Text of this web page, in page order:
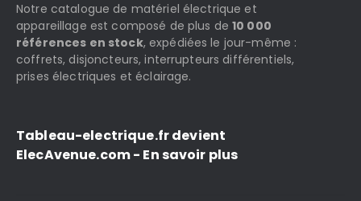
Notre catalogue de matériel électrique et
appareillage est composé de plus de10 000
références en stock, expédiées le jour-même :
coffrets, disjoncteurs, interrupteurs différentiels,
prises électriques et éclairage.
Tableau-electrique.fr devient
ElecAvenue.com - En savoir plus